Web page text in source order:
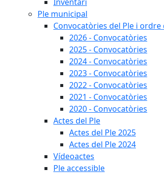
Ple municipal
Convocatòries del Ple i ordre
2026 - Convocatòries
2025 - Convocatòries
2024 - Convocatòries
2023 - Convocatòries
2022 - Convocatòries
2021 - Convocatòries
2020 - Convocatòries
Actes del Ple
Actes del Ple 2025
Actes del Ple 2024
Vídeoactes
Ple accessible